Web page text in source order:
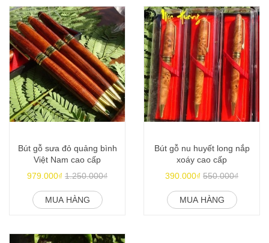
Bút gỗ sưa đỏ quảng bình
Việt Nam cao cấp
979.000₫ 1.250.000₫
MUA HÀNG
Bút gỗ nu huyết long nắp
xoáy cao cấp
390.000₫ 550.000₫
MUA HÀNG